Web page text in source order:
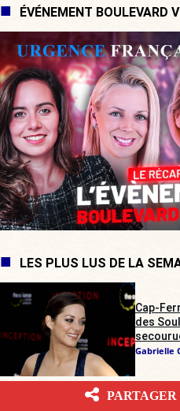
ÉVÉNEMENT BOULEVARD
LES PLUS LUS DE LA
Cap-
des
Gabrielle